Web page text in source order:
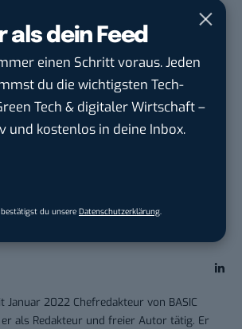
als dein Feed
einen Schritt voraus. Jeden
du die wichtigsten Tech-
Tech & digitaler Wirtschaft –
und kostenlos in deine Inbox.
du unsere Datenschutzerklärung
& Social Media Coordinator (m/w/d)
Island Holding GmbHin
Januar 2022 Chefredakteur von BASIC
als Redakteur und freier Autor tätig. Er